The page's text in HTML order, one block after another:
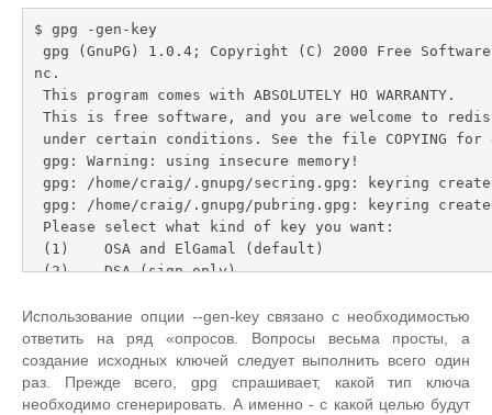
$ gpg -gen-key
nc.
(2)    DSA (sign only)
Your selection? 1
DSA keypair will have 1024 bits.
About to generate a new ELG-E keypair.
minimum keysize is 768 bits
default keysize is 1024 bits
Использование опции --gen-key связано с необходимостью
ответить на ряд «опросов. Вопросы весьма просты, а
создание исходных ключей следует выполнить всего один
раз. Прежде всего, gpg спрашивает, какой тип ключа
необходимо сгенерировать. А именно - с какой целью будут